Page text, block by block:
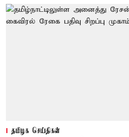
தமிழக செய்திகள்